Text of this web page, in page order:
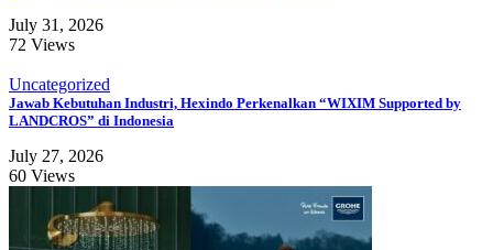
July 31, 2026
72 Views
Uncategorized
Jawab Kebutuhan Industri, Hexindo Perkenalkan “WIXIM Supported by
LANDCROS” di Indonesia
July 27, 2026
60 Views